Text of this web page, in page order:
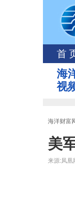
首
海
视
海洋财富
美
来源:凤